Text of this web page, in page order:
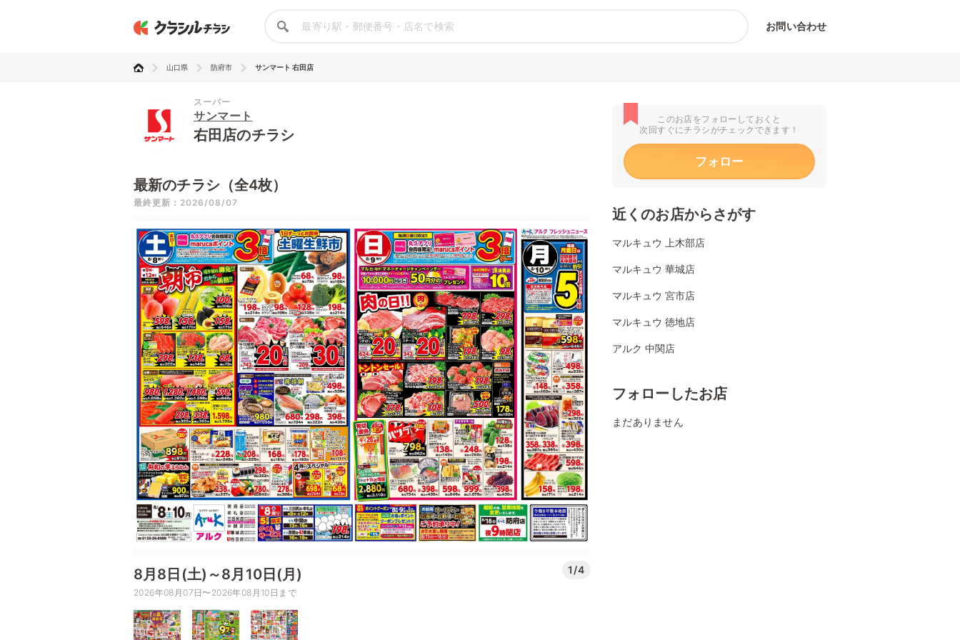
お問い合わせ
山口県 防府市 サンマート 右田店
スーパー
サンマート
右田店のチラシ
最新のチラシ（全4枚）
最終更新：2026/08/07
8月8日(土)～8月10日(月) 1/4
2026年08月07日〜2026年08月10日まで
このお店をフォローしておくと
次回すぐにチラシがチェックできます！
フォロー
近くのお店からさがす
マルキュウ 上木部店
マルキュウ 華城店
マルキュウ 宮市店
マルキュウ 徳地店
アルク 中関店
フォローしたお店
まだありません